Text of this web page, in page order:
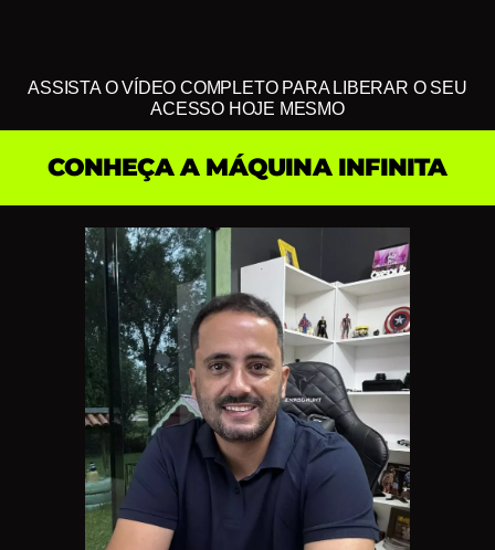
ASSISTA O VÍDEO COMPLETO PARA LIBERAR O SEU
ACESSO HOJE MESMO
CONHEÇA A MÁQUINA INFINITA